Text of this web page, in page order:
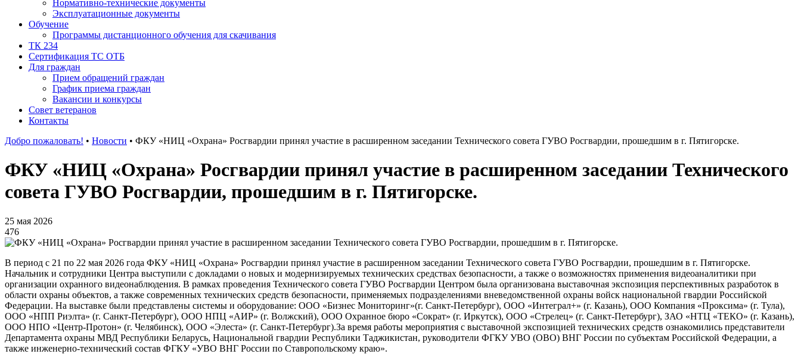
Нормативно-технические документы
Эксплуатационные документы
Обучение
Программы дистанционного обучения для скачивания
ТК 234
Сертификация ТС ОТБ
Для граждан
Прием обращений граждан
График приема граждан
Вакансии и конкурсы
Совет ветеранов
Контакты
Добро пожаловать! • Новости • ФКУ «НИЦ «Охрана» Росгвардии принял участие в расширенном заседании Технического совета ГУВО Росгвардии, прошедшим в г. Пятигорске.
ФКУ «НИЦ «Охрана» Росгвардии принял участие в расширенном заседании Технического
совета ГУВО Росгвардии, прошедшим в г. Пятигорске.
25 мая 2026
476
В период с 21 по 22 мая 2026 года ФКУ «НИЦ «Охрана» Росгвардии принял участие в расширенном заседании Технического совета ГУВО Росгвардии, прошедшим в г. Пятигорске.
Начальник и сотрудники Центра выступили с докладами о новых и модернизируемых технических средствах безопасности, а также о возможностях применения видеоаналитики при
организации охранного видеонаблюдения. В рамках проведения Технического совета ГУВО Росгвардии Центром была организована выставочная экспозиция перспективных разработок в
области охраны объектов, а также современных технических средств безопасности, применяемых подразделениями вневедомственной охраны войск национальной гвардии Российской
Федерации. На выставке были представлены системы и оборудование: ООО «Бизнес Мониторинг»(г. Санкт-Петербург), ООО «Интеграл+» (г. Казань), ООО Компания «Проксима» (г. Тула),
ООО «НПП Риэлта» (г. Санкт-Петербург), ООО НПЦ «АИР» (г. Волжский), ООО Охранное бюро «Сократ» (г. Иркутск), ООО «Стрелец» (г. Санкт-Петербург), ЗАО «НТЦ «ТЕКО» (г. Казань),
ООО НПО «Центр-Протон» (г. Челябинск), ООО «Элеста» (г. Санкт-Петербург).За время работы мероприятия с выставочной экспозицией технических средств ознакомились представители
Департамента охраны МВД Республики Беларусь, Национальной гвардии Республики Таджикистан, руководители ФГКУ УВО (ОВО) ВНГ России по субъектам Российской Федерации, а
также инженерно-технический состав ФГКУ «УВО ВНГ России по Ставропольскому краю».